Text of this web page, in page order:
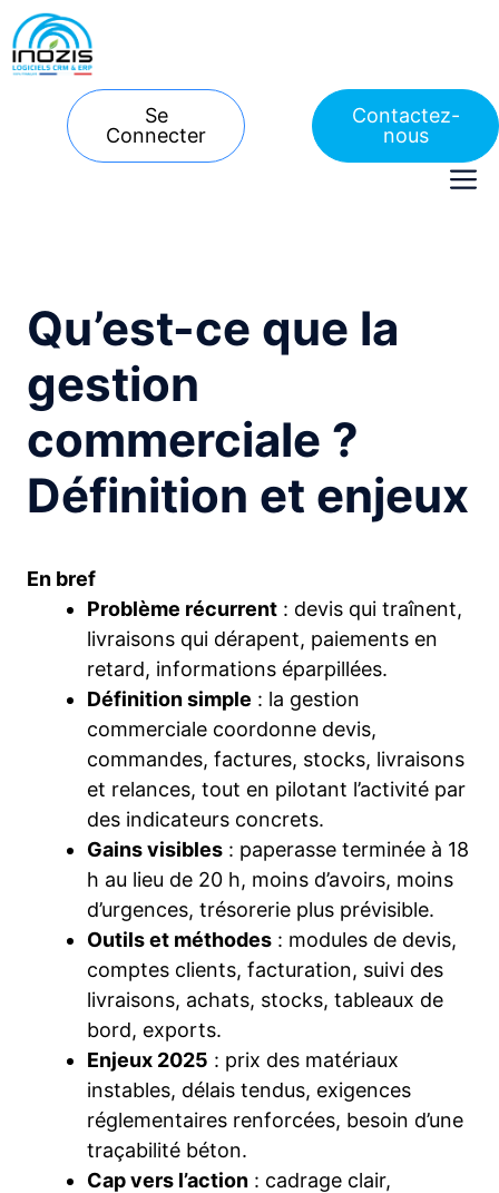
Aller
au
contenu
Se
Connecter
Contactez-
nous
Qu’est-ce que la
gestion
commerciale ?
Définition et enjeux
En bref
Problème récurrent : devis qui traînent,
livraisons qui dérapent, paiements en
retard, informations éparpillées.
Définition simple : la gestion
commerciale coordonne devis,
commandes, factures, stocks, livraisons
et relances, tout en pilotant l’activité par
des indicateurs concrets.
Gains visibles : paperasse terminée à 18
h au lieu de 20 h, moins d’avoirs, moins
d’urgences, trésorerie plus prévisible.
Outils et méthodes : modules de devis,
comptes clients, facturation, suivi des
livraisons, achats, stocks, tableaux de
bord, exports.
Enjeux 2025 : prix des matériaux
instables, délais tendus, exigences
réglementaires renforcées, besoin d’une
traçabilité béton.
Cap vers l’action : cadrage clair,